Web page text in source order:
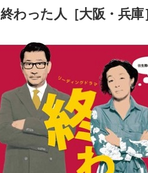
終わった人［大阪・兵庫